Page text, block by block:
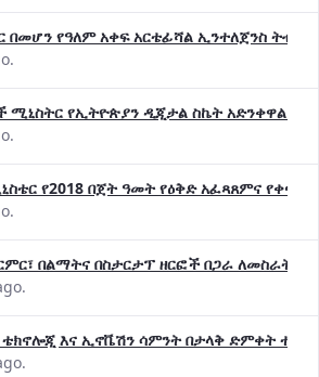
በመሆን የዓለም አቀፍ አርቴፊሻል ኢንተለጀንስ
ሚኒስትር የኢትዮጵያን ዲጂታል ስኬት አድንቀዋል
የ2018 በጀት ዓመት የዕቅድ አፈጻጸምና
በልማትና በስታርታፕ ዘርፎች በጋራ ለመስራት
ቴክኖሎጂ እና ኢኖቬሽን ሳምንት በታላቅ ድምቀት